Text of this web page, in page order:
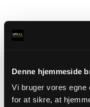
Denne hjemmeside
Vi bruger vores
for at sikre, at